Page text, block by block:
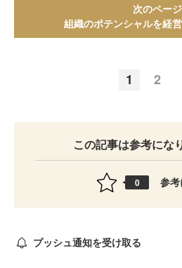
次のページ
組織のポテンシャルを経
1 2
この記事は参考にな
0 参
プッシュ通知を受け取る